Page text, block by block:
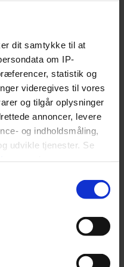
dit samtykke til at
om IP-
statistik og
videregives til vores
og tilgår oplysninger
annoncer, levere
og indholdsmåling,
udvikle tjenester. Se
vores
trykke på "Privacy
villa
om
vild i
Nu,
54-
huset
tabt
Torben
sit liv til
Mont